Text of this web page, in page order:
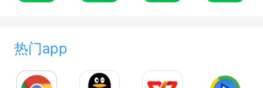
热门app